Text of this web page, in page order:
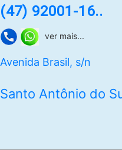
(47) 92001-16..
ver mais...
Avenida Brasil, s/n
Santo Antônio do